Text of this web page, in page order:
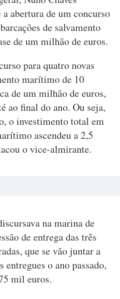
abertura de um concurso
de salvamento
de um milhão de euros.
para quatro novas
marítimo de 10
de um milhão de euros,
ao final do ano. Ou seja,
o investimento total em
ascendeu a 2,5
o vice-almirante.
na marina de
de entrega das três
que se vão juntar a
entregues o ano passado,
mil euros.